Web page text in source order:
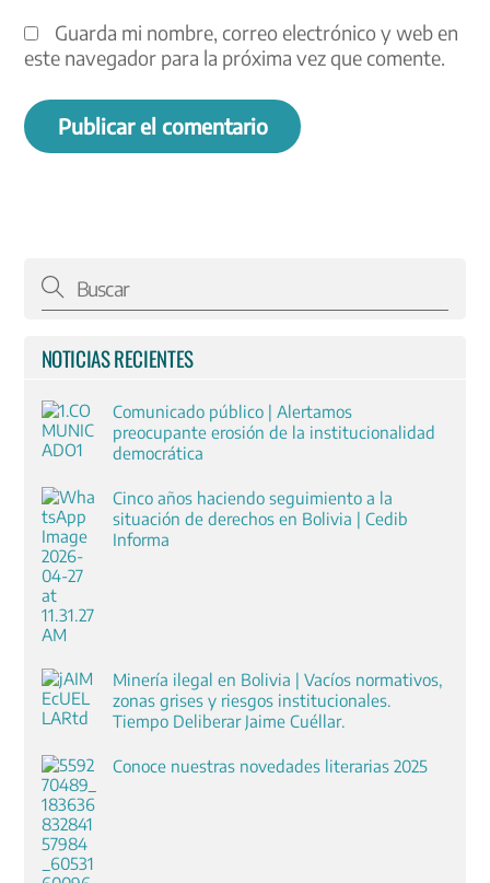
Guarda mi nombre, correo electrónico y web en
este navegador para la próxima vez que comente.
NOTICIAS RECIENTES
Comunicado público | Alertamos
preocupante erosión de la institucionalidad
democrática
Cinco años haciendo seguimiento a la
situación de derechos en Bolivia | Cedib
Informa
Minería ilegal en Bolivia | Vacíos normativos,
zonas grises y riesgos institucionales.
Tiempo Deliberar Jaime Cuéllar.
Conoce nuestras novedades literarias 2025